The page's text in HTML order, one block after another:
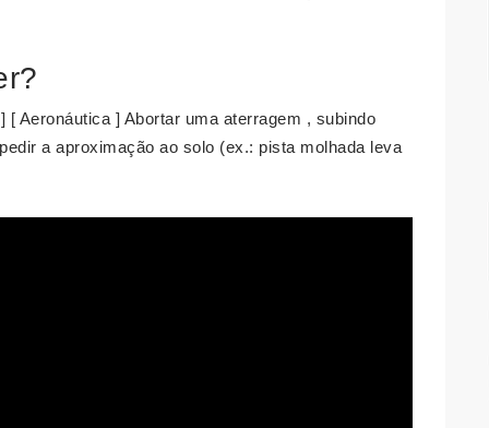
[ Aeronáutica ] Abortar uma aterragem , subindo
a aproximação ao solo (ex.: pista molhada leva